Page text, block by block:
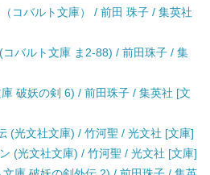
コバルト文庫） / 前田 珠子 / 集英社
バルト文庫 ま2-88) / 前田珠子 / 集
破妖の剣 6) / 前田珠子 / 集英社 [文
(光文社文庫) / 竹河聖 / 光文社 [文庫]
(光文社文庫) / 竹河聖 / 光文社 [文庫]